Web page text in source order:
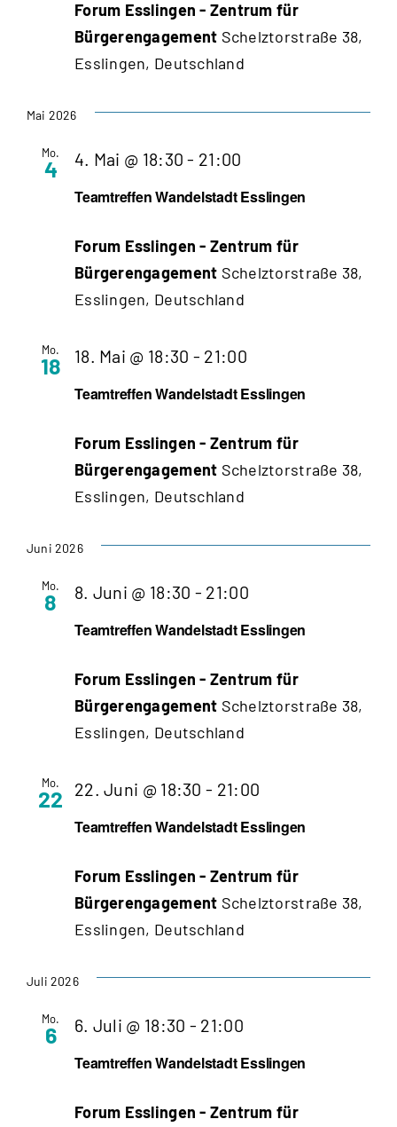
Forum Esslingen - Zentrum für
Bürgerengagement Schelztorstraße 38,
Esslingen, Deutschland
Mai 2026
Mo.
4
Teamtreffen Wandelstadt Esslingen
4. Mai @ 18:30 - 21:00
Wandelstadt
Forum Esslingen - Zentrum für
Bürgerengagement Schelztorstraße 38,
Esslingen, Deutschland
Mo.
18
Teamtreffen Wandelstadt Esslingen
18. Mai @ 18:30 - 21:00
Wandelstadt
Forum Esslingen - Zentrum für
Bürgerengagement Schelztorstraße 38,
Esslingen, Deutschland
Juni 2026
Mo.
8
Teamtreffen Wandelstadt Esslingen
8. Juni @ 18:30 - 21:00
Wandelstadt
Forum Esslingen - Zentrum für
Bürgerengagement Schelztorstraße 38,
Esslingen, Deutschland
Mo.
22
Teamtreffen Wandelstadt Esslingen
22. Juni @ 18:30 - 21:00
Wandelstadt
Forum Esslingen - Zentrum für
Bürgerengagement Schelztorstraße 38,
Esslingen, Deutschland
Juli 2026
Mo.
6
Teamtreffen Wandelstadt Esslingen
6. Juli @ 18:30 - 21:00
Wandelstadt
Forum Esslingen - Zentrum für